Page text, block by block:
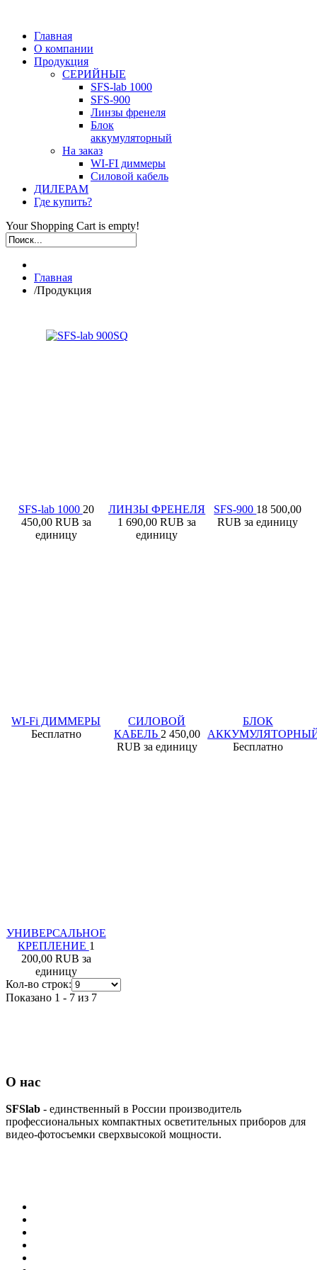
Главная
О компании
Продукция
СЕРИЙНЫЕ
SFS-lab 1000
SFS-900
Линзы френеля
Блок
аккумуляторный
На заказ
WI-FI диммеры
Силовой кабель
ДИЛЕРАМ
Где купить?
Your Shopping Cart is empty!
Главная
/Продукция
SFS-lab 1000 20
450,00 RUB за
единицу
ЛИНЗЫ ФРЕНЕЛЯ
1 690,00 RUB за
единицу
SFS-900 18 500,00
RUB за единицу
WI-Fi ДИММЕРЫ
Бесплатно
СИЛОВОЙ
КАБЕЛЬ 2 450,00
RUB за единицу
БЛОК
Бесплатно
УНИВЕРСАЛЬНОЕ
КРЕПЛЕНИЕ 1
200,00 RUB за
единицу
Кол-во строк:
Показано 1 - 7 из 7
О нас
SFSlab - единственный в России производитель
профессиональных компактных осветительных приборов для
видео-фотосъемки сверхвысокой мощности.